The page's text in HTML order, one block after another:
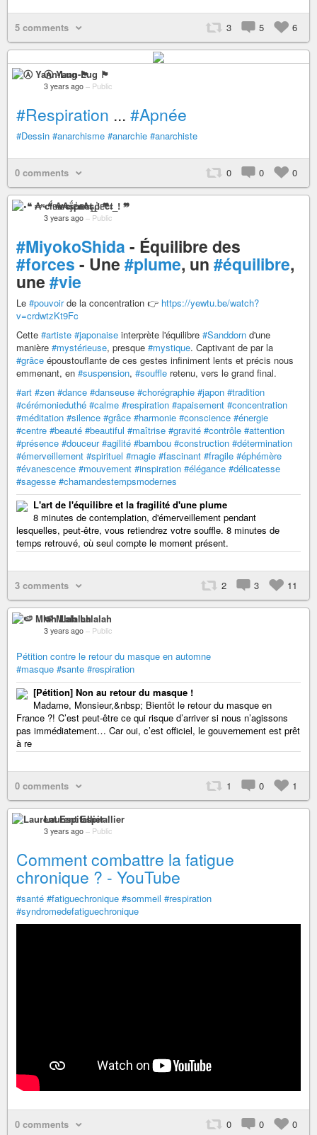
5 comments 3 5 6
Ⓐ Yann-Lug 🏴
3 years ago – Public
#Respiration ... #Apnée
#Dessin #anarchisme #anarchie #anarchiste
0 comments 0 0 0
•❝ ₳ᶰcḯᥱ𝐧₳şῥᥱc𝖙_! ❞
3 years ago – Public
#MiyokoShida - Équilibre des
#forces - Une #plume, un #équilibre,
une #vie
Le #pouvoirde la concentration 👉 https://yewtu.be/watch?
v=crdwtzKt9Fc
Cette #artiste #japonaise interprète l'équilibre #Sanddorn d'une
manière #mystérieuse, presque #mystique. Captivant de par la
#grâce époustouflante de ces gestes infiniment lents et précis nous
emmenant, en #suspension, #souffle retenu, vers le grand final.
#art #zen #dance #danseuse #chorégraphie #japon #tradition
#cérémonieduthé #calme #respiration #apaisement #concentration
#méditation #silence #grâce #harmonie #conscience #énergie
#centre #beauté #beautiful #maîtrise #gravité #contrôle #attention
#présence #douceur #agilité #bambou #construction #détermination
#émerveillement #spirituel #magie #fascinant #fragile #éphémère
#évanescence #mouvement #inspiration #élégance #délicatesse
#sagesse #chamandestempsmodernes
L'art de l'équilibre et la fragilité d'une plume
8 minutes de contemplation, d'émerveillement pendant
lesquelles, peut-être, vous retiendrez votre souffle. 8 minutes de
temps retrouvé, où seul compte le moment présent.
3 comments 2 3 11
🍉 Mlah Lalalah
3 years ago – Public
Pétition contre le retour du masque en automne
#masque #sante #respiration
[Pétition] Non au retour du masque !
Madame, Monsieur,&nbsp; Bientôt le retour du masque en
France ?! C’est peut-être ce qui risque d’arriver si nous n’agissons
pas immédiatement… Car oui, c’est officiel, le gouvernement est prêt
à re
0 comments 1 0 1
Laurent Espitallier
3 years ago – Public
Comment combattre la fatigue
chronique ? - YouTube
#santé #fatiguechronique #sommeil #respiration
#syndromedefatiguechronique
0 comments 0 0 0